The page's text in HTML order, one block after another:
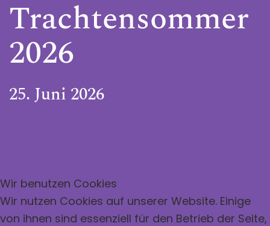
Trachtensommer
2026
25. Juni 2026
Wir benutzen Cookies
Wir nutzen Cookies auf unserer Website. Einige
von ihnen sind essenziell für den Betrieb der Seite,